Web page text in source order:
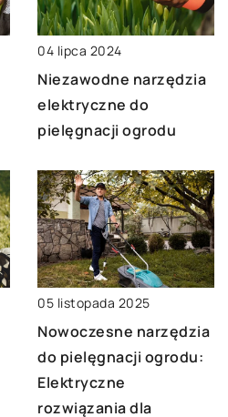
04 lipca 2024
Niezawodne narzędzia
elektryczne do
pielęgnacji ogrodu
05 listopada 2025
Nowoczesne narzędzia
do pielęgnacji ogrodu:
Elektryczne
rozwiązania dla